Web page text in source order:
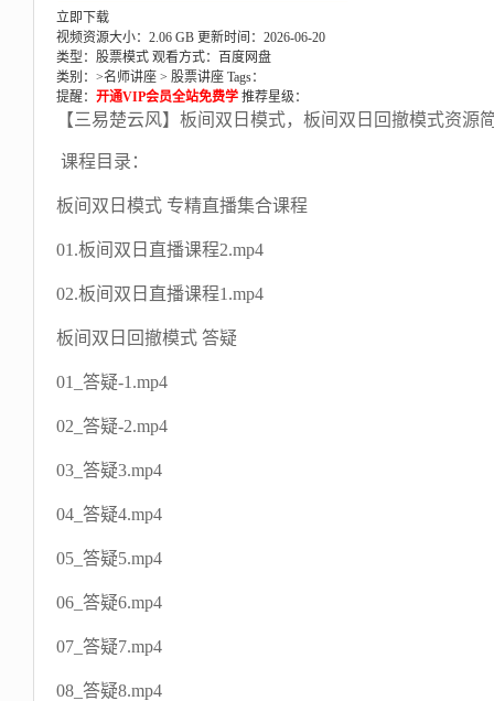
立即下载
视频资源大小：2.06 GB 更新时间：2026-06-20
类型：股票模式 观看方式：百度网盘
类别：>名师讲座 > 股票讲座 Tags：
提醒： 开通VIP会员全站免费学 推荐星级：
【三易楚云风】板间双日模式，板间双日回撤模式资源
课程目录：
板间双日模式 专精直播集合课程
01.板间双日直播课程2.mp4
02.板间双日直播课程1.mp4
板间双日回撤模式 答疑
01_答疑-1.mp4
02_答疑-2.mp4
03_答疑3.mp4
04_答疑4.mp4
05_答疑5.mp4
06_答疑6.mp4
07_答疑7.mp4
08_答疑8.mp4